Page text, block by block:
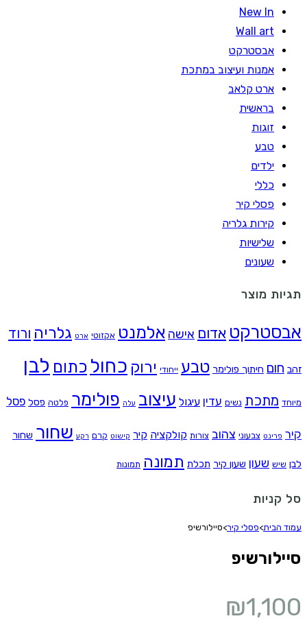
New In
Wall art
אבסטרקט
אמנות ועיצוב במתכת
ארט קלאב
בראשית
זוגות
טבע
ילדים
כללי
פסלי קיר
קירות גלריה
שלישיות
שעונים
תגיות מוצר
אבסטרקט אדום אישה אלמנט אקזוטי ארט גלריה ורוד
זהב חום חיתוך פולימר טבע ייחודי ירוק כחול כתום לבן
מיוחד מתכת נשים עדין עיגול עיצוב עלה פולימר פלטה פסל פסל
קיר פרינט צבעוני צהוב צורות קולקציה קיר קישוט קרם רקע שחור שחור
לבן שיש שעון שעון קיר תכלת תמונה תמונות
סל קניות
עמוד הבית>פסלי קיר>סיילורשיפ
סיילורשיפ
₪1,100